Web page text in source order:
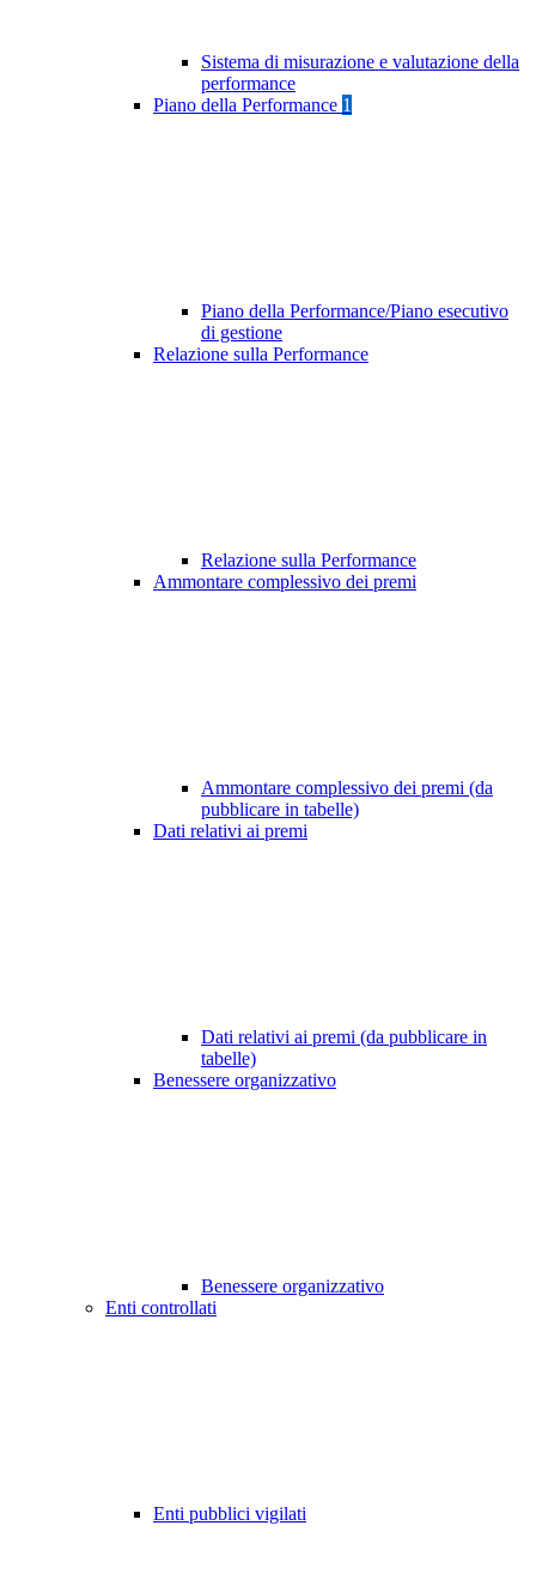
Sistema di misurazione e valutazione della
performance
Piano della Performance 1
Piano della Performance/Piano esecutivo
di gestione
Relazione sulla Performance
Relazione sulla Performance
Ammontare complessivo dei premi
Ammontare complessivo dei premi (da
pubblicare in tabelle)
Dati relativi ai premi
Dati relativi ai premi (da pubblicare in
tabelle)
Benessere organizzativo
Benessere organizzativo
Enti controllati
Enti pubblici vigilati